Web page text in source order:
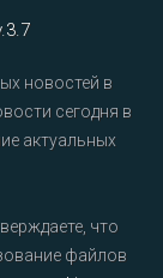
новостей в
сегодня в
актуальных
что
файлов